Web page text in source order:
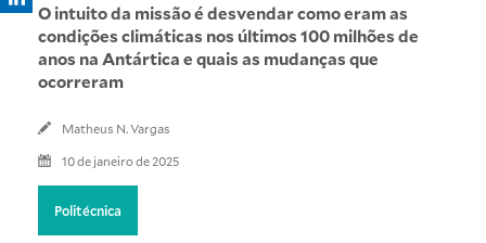
O intuito da missão é desvendar como eram as
condições climáticas nos últimos 100 milhões de
anos na Antártica e quais as mudanças que
ocorreram
Matheus N. Vargas
10 de janeiro de 2025
Politécnica